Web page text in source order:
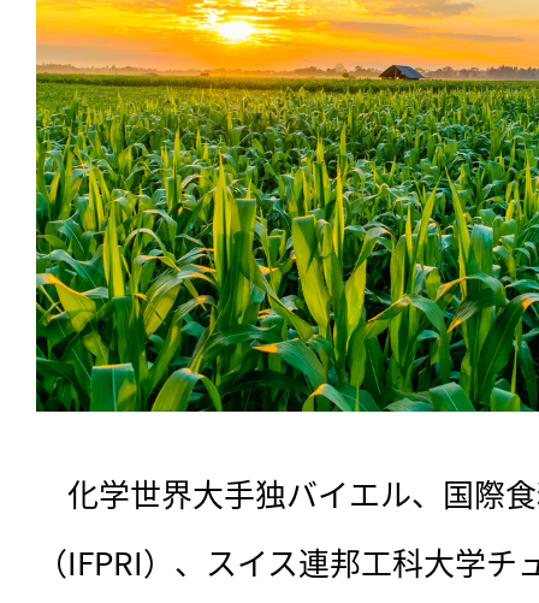
化学世界大手独バイエル、国際
（IFPRI）、スイス連邦工科大学